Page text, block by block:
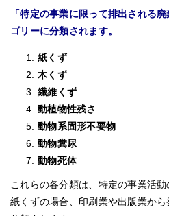
「特定の事業に限って排出される
ゴリーに分類されます。
紙くず
木くず
繊維くず
動植物性残さ
動物系固形不要物
動物糞尿
動物死体
これらの各分類は、特定の事業活動
紙くずの場合、印刷業や出版業か